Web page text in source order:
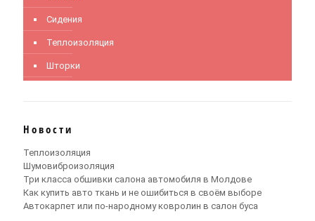
Сидения
Теплоизоляция
Шторки
Новости
Теплоизоляция
Шумовиброизоляция
Три класса обшивки салона автомобиля в Молдове
Как купить авто ткань и не ошибиться в своём выборе
Автокарпет или по-народному ковролин в салон буса